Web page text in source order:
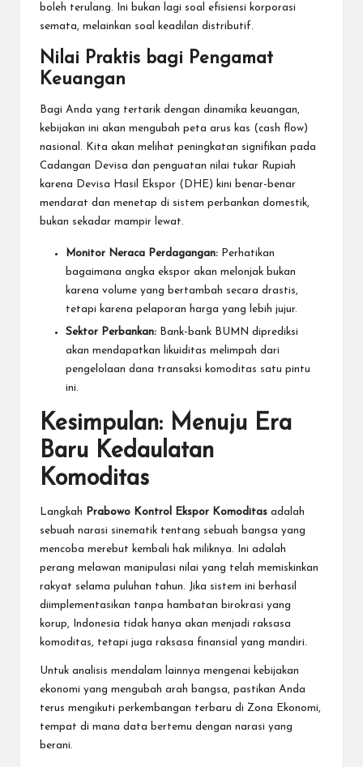
boleh terulang. Ini bukan lagi soal efisiensi korporasi
semata, melainkan soal keadilan distributif.
Nilai Praktis bagi Pengamat
Keuangan
Bagi Anda yang tertarik dengan dinamika keuangan,
kebijakan ini akan mengubah peta arus kas (cash flow)
nasional. Kita akan melihat peningkatan signifikan pada
Cadangan Devisa dan penguatan nilai tukar Rupiah
karena Devisa Hasil Ekspor (DHE) kini benar-benar
mendarat dan menetap di sistem perbankan domestik,
bukan sekadar mampir lewat.
Monitor Neraca Perdagangan: Perhatikan
bagaimana angka ekspor akan melonjak bukan
karena volume yang bertambah secara drastis,
tetapi karena pelaporan harga yang lebih jujur.
Sektor Perbankan: Bank-bank BUMN diprediksi
akan mendapatkan likuiditas melimpah dari
pengelolaan dana transaksi komoditas satu pintu
ini.
Kesimpulan: Menuju Era
Baru Kedaulatan
Komoditas
Langkah Prabowo Kontrol Ekspor Komoditas adalah
sebuah narasi sinematik tentang sebuah bangsa yang
mencoba merebut kembali hak miliknya. Ini adalah
perang melawan manipulasi nilai yang telah memiskinkan
rakyat selama puluhan tahun. Jika sistem ini berhasil
diimplementasikan tanpa hambatan birokrasi yang
korup, Indonesia tidak hanya akan menjadi raksasa
komoditas, tetapi juga raksasa finansial yang mandiri.
Untuk analisis mendalam lainnya mengenai kebijakan
ekonomi yang mengubah arah bangsa, pastikan Anda
terus mengikuti perkembangan terbaru di Zona Ekonomi,
tempat di mana data bertemu dengan narasi yang
berani.